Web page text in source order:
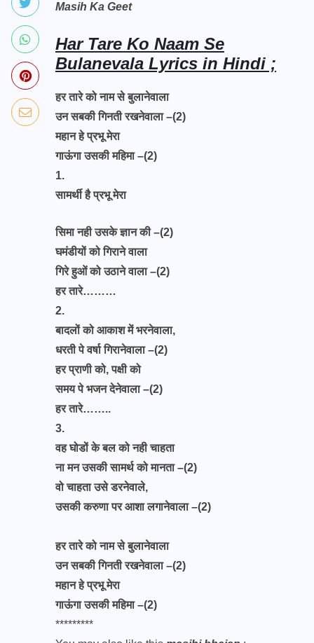
Masih Ka Geet
Har Tare Ko Naam Se
Bulanevala Lyrics in Hindi ;
हर तारे को नाम से बुलानेवाला
उन सबकी गिनती रखनेवाला –(2)
महान हे प्रभू मेरा
गाऊंगा उसकी महिमा –(2)
1.
सामर्थी है प्रभू मेरा
सिमा नही उसके ज्ञान की –(2)
घमंडीयों को गिराने वाला
गिरे हुओं को उठाने वाला –(2)
हर तारे………
2.
बादलों को आकाश में भरनेवाला,
धरती पे वर्षा गिरानेवाला –(2)
हर प्राणी को, पक्षी को
समय पे भजन देनेवाला –(2)
हर तारे……..
3.
वह घोडों के बल को नही चाहता
ना मन उसकी सामर्थ को मानता –(2)
वो चाहता उसे डरनेवाले,
उसकी करुणा पर आशा लगानेवाला –(2)
हर तारे को नाम से बुलानेवाला
उन सबकी गिनती रखनेवाला –(2)
महान हे प्रभू मेरा
गाऊंगा उसकी महिमा –(2)
*********